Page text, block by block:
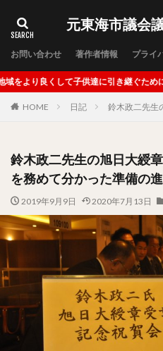
元東海市議会
お問い合わせ 著作者情報 プライ
に引き継ぐために
HOME 日記 鈴木政二先生
鈴木政二先生の旭日大綬
を務めて分かった準備の
2019年9月9日 2020年7月13日
児童虐待防止策の強化
公
子どもの養育支援
学校
新型コロナウィルス緊急支援
浅井葉月
災害 片
長島沙紀香
高齢者のＩ
３月議会
６月議会
立候補
教育 臨時会
天王社
祭 猩猩
地域運営
Society5.0
愛知県議会議長
MICE
学校プール
定住